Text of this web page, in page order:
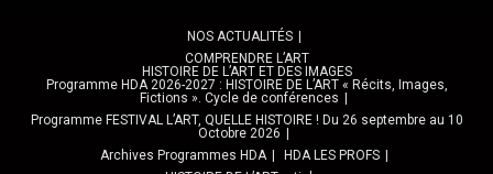
NOS ACTUALITÉS
COMPRENDRE L’ART
HISTOIRE DE L’ART ET DES IMAGES
Programme HDA 2026-2027 : HISTOIRE DE L’ART « Récits, Images,
Fictions ». Cycle de conférences
Programme FESTIVAL L’ART, QUELLE HISTOIRE ! Du 26 septembre au 10
Octobre 2026
Archives Programmes HDA
HDA LES PROFS